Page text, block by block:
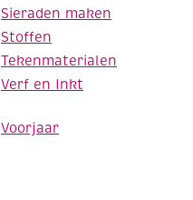
Sieraden maken
Stoffen
Tekenmaterialen
Verf en Inkt
Voorjaar